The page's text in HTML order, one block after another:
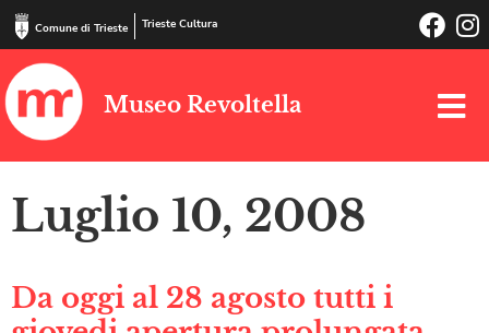
Comune di Trieste Trieste Cultura
Museo Revoltella
Luglio 10, 2008
Da oggi al 28 agosto tutti i